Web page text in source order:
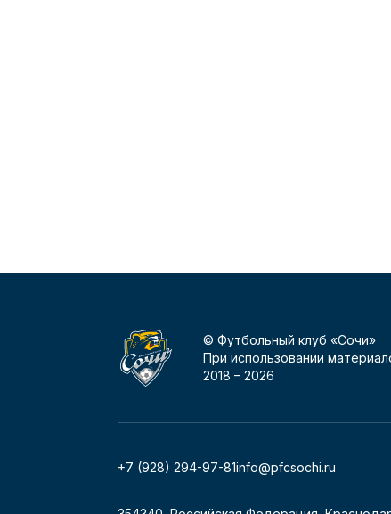
© Футбольный клуб «Сочи»
При использовании
2018 – 2026
+7 (928) 294-97-81info@pfcsochi.ru